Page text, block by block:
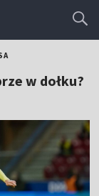
w dołku?